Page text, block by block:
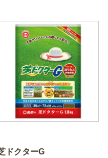
ドクターG